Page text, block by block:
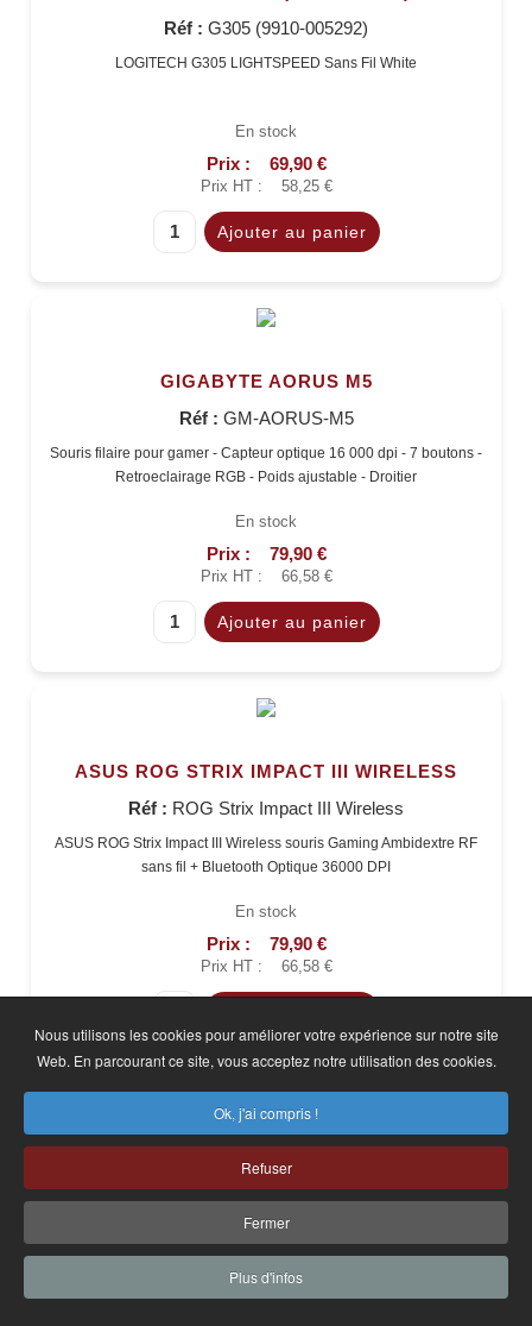
Réf : G305 (9910-005292)
LOGITECH G305 LIGHTSPEED Sans Fil White
En stock
Prix : 69,90 €
Prix HT : 58,25 €
GIGABYTE AORUS M5
Réf : GM-AORUS-M5
Souris filaire pour gamer - Capteur optique 16 000 dpi - 7 boutons -
Retroeclairage RGB - Poids ajustable - Droitier
En stock
Prix : 79,90 €
Prix HT : 66,58 €
ASUS ROG STRIX IMPACT III WIRELESS
Réf : ROG Strix Impact III Wireless
ASUS ROG Strix Impact III Wireless souris Gaming Ambidextre RF
sans fil + Bluetooth Optique 36000 DPI
En stock
Prix : 79,90 €
Prix HT : 66,58 €
ASUS ROG STRIX IMPACT III WL WHT
Réf :ROG STRIX IMPACT III WL WHT
ASUS ROG Strix Impact III Wireless souris Gaming Ambidextre RF
sans fil + Bluetooth Optique 36000 DPI
En stock
Nous utilisons les cookies pour améliorer votre expérience sur notre site
Web. En parcourant ce site, vous acceptez notre utilisation des cookies.
Ok, j'ai compris !
Refuser
Fermer
Plus d'infos